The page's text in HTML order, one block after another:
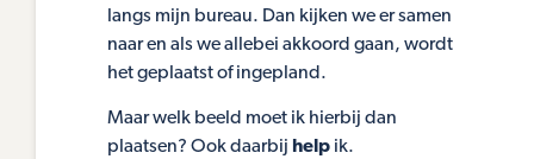
langs mijn bureau. Dan kijken we er samen
naar en als we allebei akkoord gaan, wordt
het geplaatst of ingepland.
Maar welk beeld moet ik hierbij dan
plaatsen? Ook daarbij help ik.